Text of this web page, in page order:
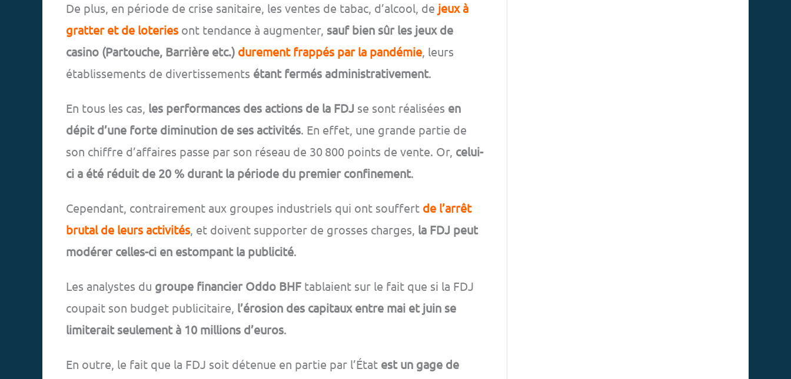
De plus, en période de crise sanitaire, les ventes de tabac, d’alcool, de jeux à
gratter et de loteries ont tendance à augmenter, sauf bien sûr les jeux de
casino (Partouche, Barrière etc.) durement frappés par la pandémie, leurs
établissements de divertissements étant fermés administrativement.
En tous les cas, les performances des actions de la FDJ se sont réalisées en
dépit d’une forte diminution de ses activités. En effet, une grande partie de
son chiffre d’affaires passe par son réseau de 30 800 points de vente. Or, celui-
ci a été réduit de 20 % durant la période du premier confinement.
Cependant, contrairement aux groupes industriels qui ont souffert de l’arrêt
brutal de leurs activités, et doivent supporter de grosses charges, la FDJ peut
modérer celles-ci en estompant la publicité.
Les analystes du groupe financier Oddo BHF tablaient sur le fait que si la FDJ
coupait son budget publicitaire, l’érosion des capitaux entre mai et juin se
limiterait seulement à 10 millions d’euros.
En outre, le fait que la FDJ soit détenue en partie par l’État est un gage de